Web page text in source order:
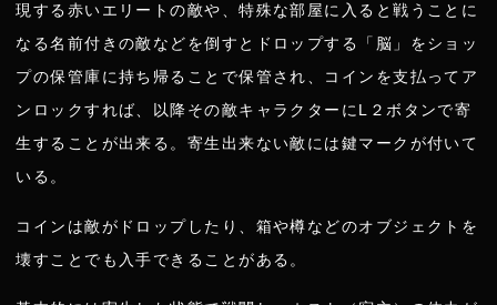
現する赤いエリートの敵や、特殊な部屋に入ると戦うことに
なる名前付きの敵などを倒すとドロップする「脳」をショッ
プの保管庫に持ち帰ることで保管され、コインを支払ってア
ンロックすれば、以降その敵キャラクターにL２ボタンで寄
生することが出来る。寄生出来ない敵には鍵マークが付いて
いる。
コインは敵がドロップしたり、箱や樽などのオブジェクトを
壊すことでも入手できることがある。